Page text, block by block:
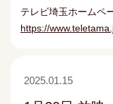
テレビ埼玉ホームペ
https://
2025.01.15